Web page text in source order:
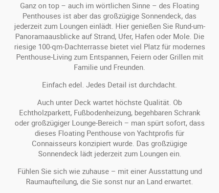
Ganz on top – auch im wörtlichen Sinne – des Floating
Penthouses ist aber das großzügige Sonnendeck, das
jederzeit zum Loungen einlädt. Hier genießen Sie Rund-um-
Panoramaausblicke auf Strand, Ufer, Hafen oder Mole. Die
riesige 100-qm-Dachterrasse bietet viel Platz für modernes
Penthouse-Living zum Entspannen, Feiern oder Grillen mit
Familie und Freunden.
Einfach edel. Jedes Detail ist durchdacht.
Auch unter Deck wartet höchste Qualität. Ob
Echtholzparkett, Fußbodenheizung, begehbaren Schrank
oder großzügiger Lounge-Bereich – man spürt sofort, dass
dieses Floating Penthouse von Yachtprofis für
Connaisseurs konzipiert wurde. Das großzügige
Sonnendeck lädt jederzeit zum Loungen ein.
Fühlen Sie sich wie zuhause – mit einer Ausstattung und
Raumaufteilung, die Sie sonst nur an Land erwartet.